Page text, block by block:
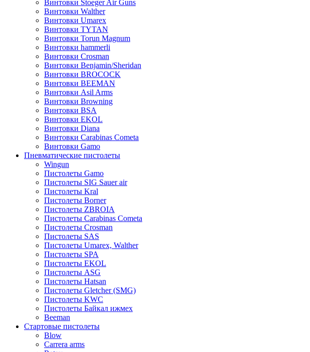
Винтовки Stoeger Air Guns
Винтовки Walther
Винтовки Umarex
Винтовки TYTAN
Винтовки Torun Magnum
Винтовки hammerli
Винтовки Crosman
Винтовки Benjamin/Sheridan
Винтовки BROCOCK
Винтовки BEEMAN
Винтовки Asil Arms
Винтовки Browning
Винтовки BSA
Винтовки EKOL
Винтовки Diana
Винтовки Carabinas Cometa
Винтовки Gamo
Пневматические пистолеты
Wingun
Пистолеты Gamo
Пистолеты SIG Sauer air
Пистолеты Kral
Пистолеты Borner
Пистолеты ZBROIA
Пистолеты Carabinas Cometa
Пистолеты Crosman
Пистолеты SAS
Пистолеты Umarex, Walther
Пистолеты SPA
Пистолеты EKOL
Пистолеты ASG
Пистолеты Hatsan
Пистолеты Gletcher (SMG)
Пистолеты KWC
Пистолеты Байкал ижмех
Beeman
Стартовые пистолеты
Blow
Carrera arms